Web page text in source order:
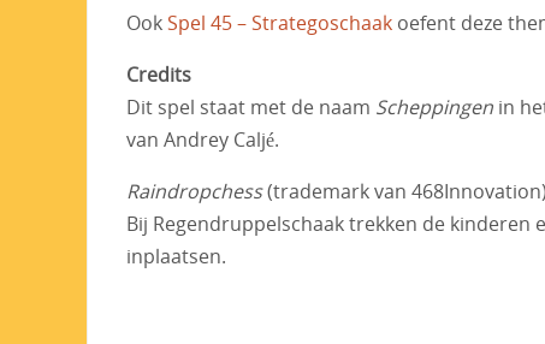
OokSpel 45 – Strategoschaak oefent deze
Credits
Dit spel staat met de naam Scheppingen in
van Andrey Caljé.
Raindropchess(trademark van
Bij Regendruppelschaak trekken de
inplaatsen.